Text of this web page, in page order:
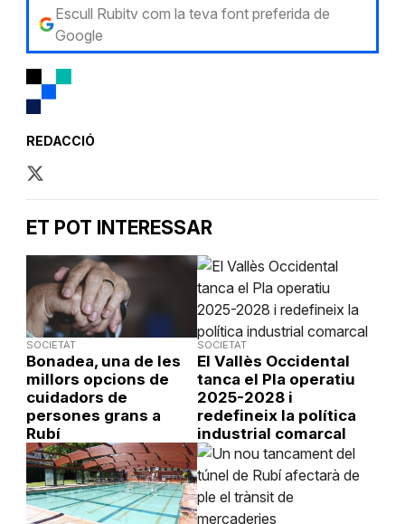
Escull Rubitv com la teva font preferida de
Google
REDACCIÓ
ET POT INTERESSAR
SOCIETAT
Bonadea, una de les
millors opcions de
cuidadors de
persones grans a
Rubí
SOCIETAT
El Vallès Occidental
tanca el Pla operatiu
2025-2028 i
redefineix la política
industrial comarcal